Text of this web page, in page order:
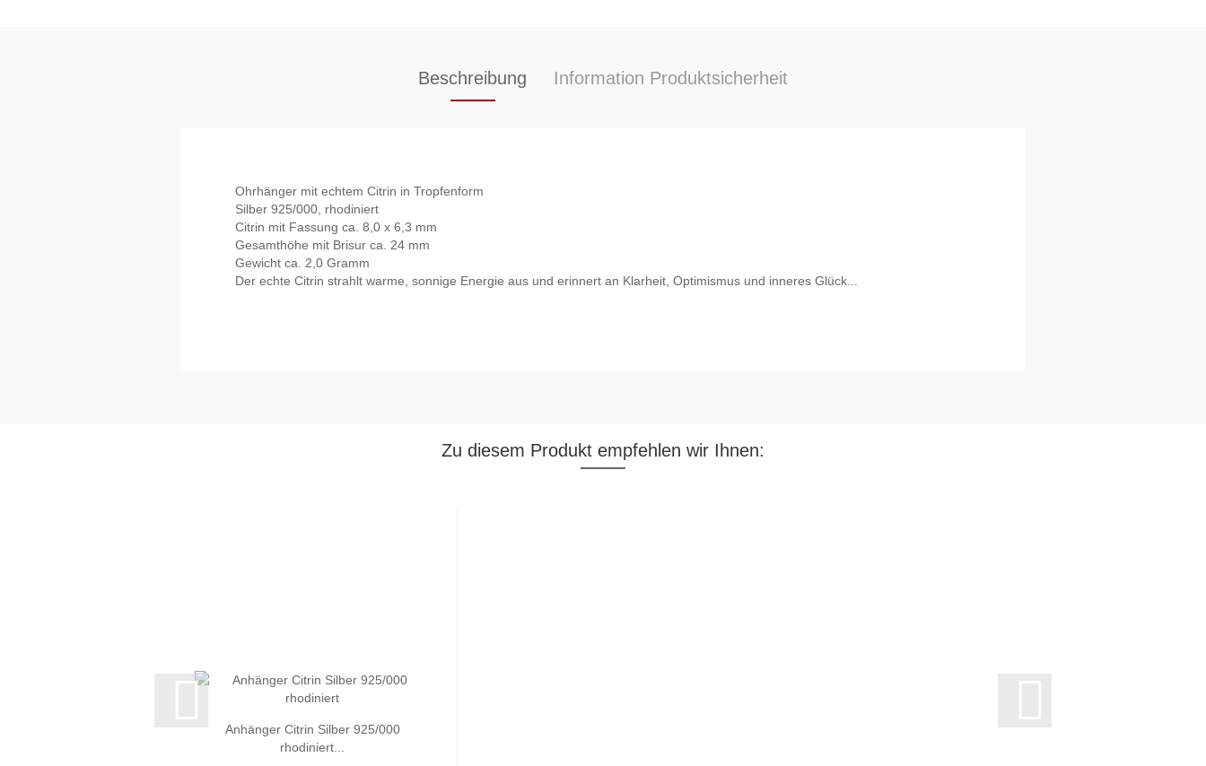
Beschreibung Information Produktsicherheit
Ohrhänger mit echtem Citrin in Tropfenform
Silber 925/000, rhodiniert
Citrin mit Fassung ca. 8,0 x 6,3 mm
Gesamthöhe mit Brisur ca. 24 mm
Gewicht ca. 2,0 Gramm
Der echte Citrin strahlt warme, sonnige Energie aus und erinnert an Klarheit, Optimismus und inneres Glück...
Zu diesem Produkt empfehlen wir Ihnen:
Anhänger Citrin Silber 925/000
rhodiniert...